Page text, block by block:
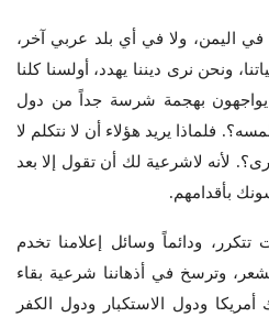
في اليمن، ولا في أي بلد عربي آخر،
ونحن نرى ديننا يهدد، أولسنا كلنا
يواجهون بهجمة شرسة جداً من دول
فلماذا يريد هؤلاء أن لا نتكلم لا
لأنه لاشرعية لك أن تقول إلا بعد
بأقدامهم.
ودائماً وسائل إعلامنا تخدم
وترسخ في أذهاننا شرعية بقاء
ودول الاستكبار ودول الكفر